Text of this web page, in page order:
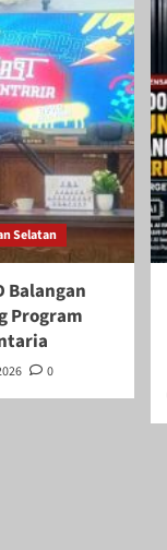
Selatan
Balangan
Program
0